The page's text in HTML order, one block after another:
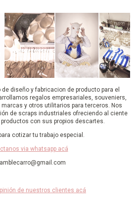
diseño y fabricacion de producto para el
regalos empresariales, souveniers,
y otros utilitarios para terceros. Nos
de scraps industriales ofreciendo al ciente
productos con sus propios descartes.
cotizar tu trabajo especial.
via whatsapp acá
de nuestros clientes acá